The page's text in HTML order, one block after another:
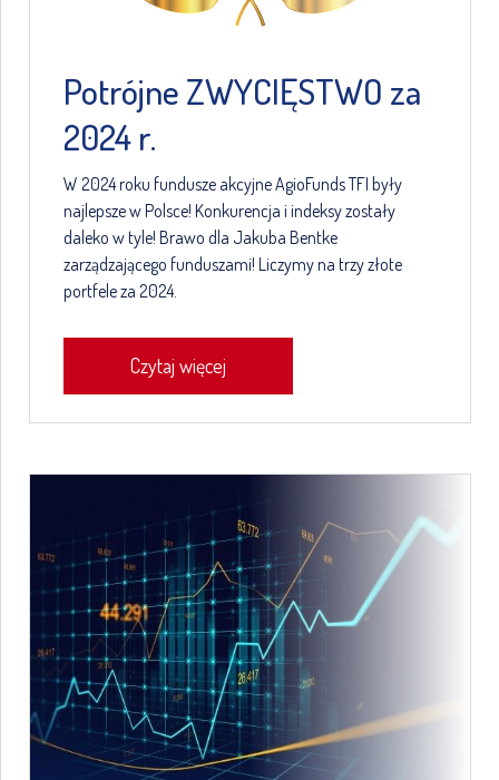
Potrójne ZWYCIĘSTWO za
2024 r.
W 2024 roku fundusze akcyjne AgioFunds TFI były
najlepsze w Polsce! Konkurencja i indeksy zostały
daleko w tyle! Brawo dla Jakuba Bentke
zarządzającego funduszami! Liczymy na trzy złote
portfele za 2024.
Czytaj więcej